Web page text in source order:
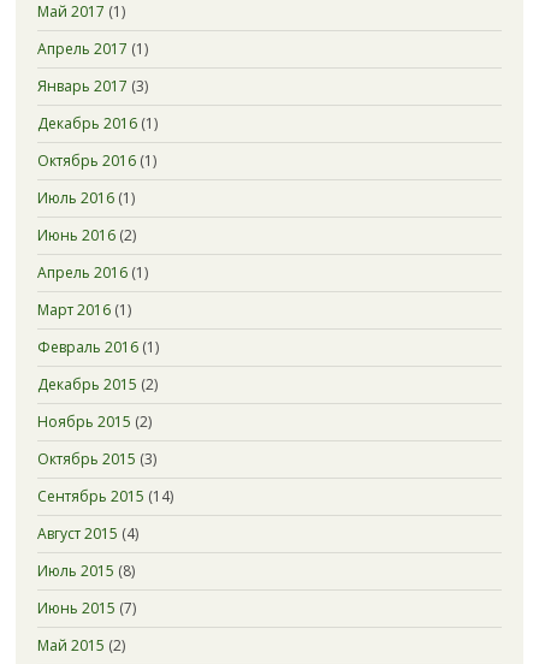
Май 2017 (1)
Апрель 2017 (1)
Январь 2017 (3)
Декабрь 2016(1)
Октябрь 2016(1)
Июль 2016(1)
Июнь 2016(2)
Апрель 2016(1)
Март 2016(1)
Февраль 2016(1)
Декабрь 2015 (2)
Ноябрь 2015 (2)
Октябрь 2015 (3)
Сентябрь 2015 (14)
Август 2015 (4)
Июль 2015 (8)
Июнь 2015 (7)
Май 2015 (2)